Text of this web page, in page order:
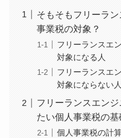
そもそもフリーラ
事業税の対象？
フリーランスエ
対象になる人
フリーランスエ
対象にならない人
フリーランスエン
たい個人事業税の
個人事業税の計